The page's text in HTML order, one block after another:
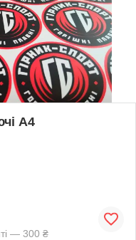
А4
— 300 ₴